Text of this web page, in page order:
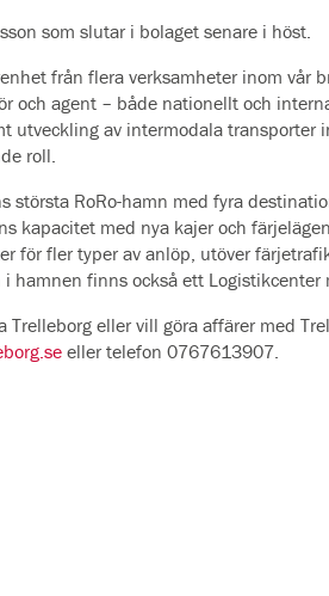
som slutar i bolaget senare i höst.
från flera verksamheter inom vår
och agent – både nationellt och
utveckling av intermodala transporter
roll.
största RoRo-hamn med fyra
kapacitet med nya kajer och
för fler typer av anlöp, utöver
hamnen finns också ett
Trelleborg eller vill göra affärer med
eller telefon 0767613907.